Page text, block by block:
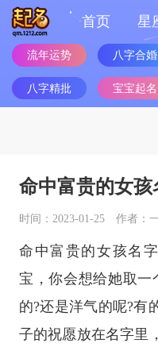
首页 星
流年运势 八字合婚
八字精批 宝宝起名
命中富贵的女孩
时间：2023-01-25 作者：
命中富贵的女孩名
宝，你会想给她取一
的?还是洋气的呢?有
子的祝愿放在名字里